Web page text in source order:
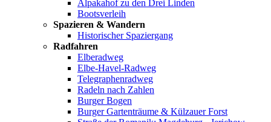
Alpakahof zu den Drei Linden
Bootsverleih
Spazieren & Wandern
Historischer Spaziergang
Radfahren
Elberadweg
Elbe-Havel-Radweg
Telegraphenradweg
Radeln nach Zahlen
Burger Bogen
Burger Gartenträume & Külzauer Forst